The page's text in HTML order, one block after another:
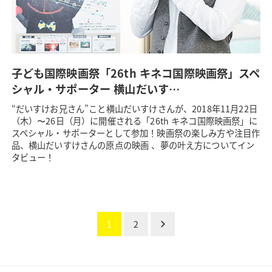
子ども国際映画祭「26th キネコ国際映画祭」スペ
シャル・サポーター 横山だいす…
“だいすけお兄さん”こと横山だいすけさんが、2018年11月22日
（木）〜26日（月）に開催される「26th キネコ国際映画祭」に
スペシャル・サポーターとして参加！映画祭の楽しみ方や注目作
品、横山だいすけさんの原点の映画 、夢の叶え方についてイン
タビュー！
1 2